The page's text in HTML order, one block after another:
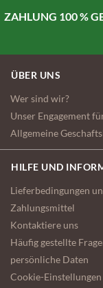
ZAHLUNG 100 %
ÜBER UNS
Wer sind wir?
Unser Engagement
Allgemeine
HILFE UND
Lieferbedingungen
Zahlungsmittel
Kontaktiere uns
Häufig gestellte
persönliche Daten
Cookie-Einstellungen